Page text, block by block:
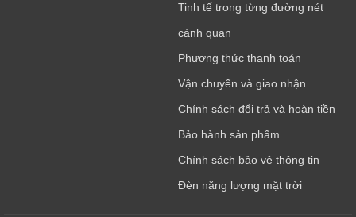
Tinh tế trong từng đường nét
cảnh quan
Phương thức thanh toán
Vận chuyển và giao nhận
Chính sách đổi trả và hoàn tiền
Bảo hành sản phẩm
Chính sách bảo vệ thông tin
Đèn năng lượng mặt trời